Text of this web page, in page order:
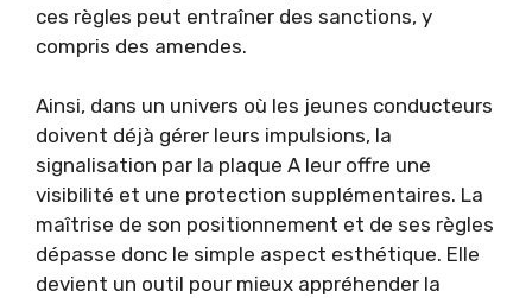
ces règles peut entraîner des sanctions, y
compris des amendes.
Ainsi, dans un univers où les jeunes conducteurs
doivent déjà gérer leurs impulsions, la
signalisation par la plaque A leur offre une
visibilité et une protection supplémentaires. La
maîtrise de son positionnement et de ses règles
dépasse donc le simple aspect esthétique. Elle
devient un outil pour mieux appréhender la